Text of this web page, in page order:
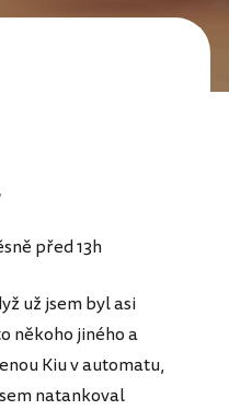
před 13h
už jsem byl asi
někoho jiného a
Kiu v automatu,
natankoval